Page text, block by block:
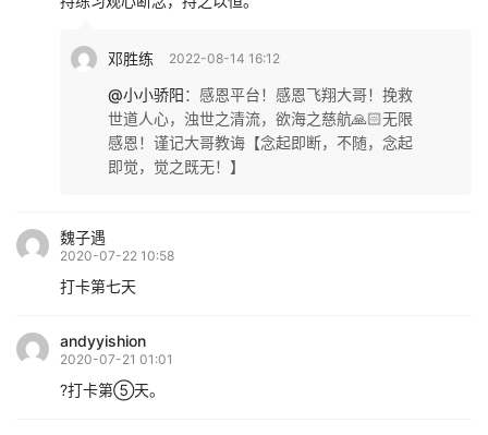
邓胜练 2022-08-14 16:12
@小小骄阳： 感恩平台！感恩飞翔大哥！挽救
世道人心，浊世之清流，欲海之慈航🙏🏻无限
感恩！谨记大哥教诲【念起即断，不随，念起
即觉，觉之既无！】
魏子遇
2020-07-22 10:58
打卡第七天
andyyishion
2020-07-21 01:01
?打卡第⑤天。